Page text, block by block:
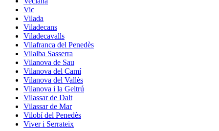
Vic
Vilada
Viladecans
Viladecavalls
Vilafranca del Penedès
Vilalba Sasserra
Vilanova de Sau
Vilanova del Camí
Vilanova del Vallès
Vilanova i la Geltrú
Vilassar de Dalt
Vilassar de Mar
Vilobí del Penedès
Viver i Serrateix